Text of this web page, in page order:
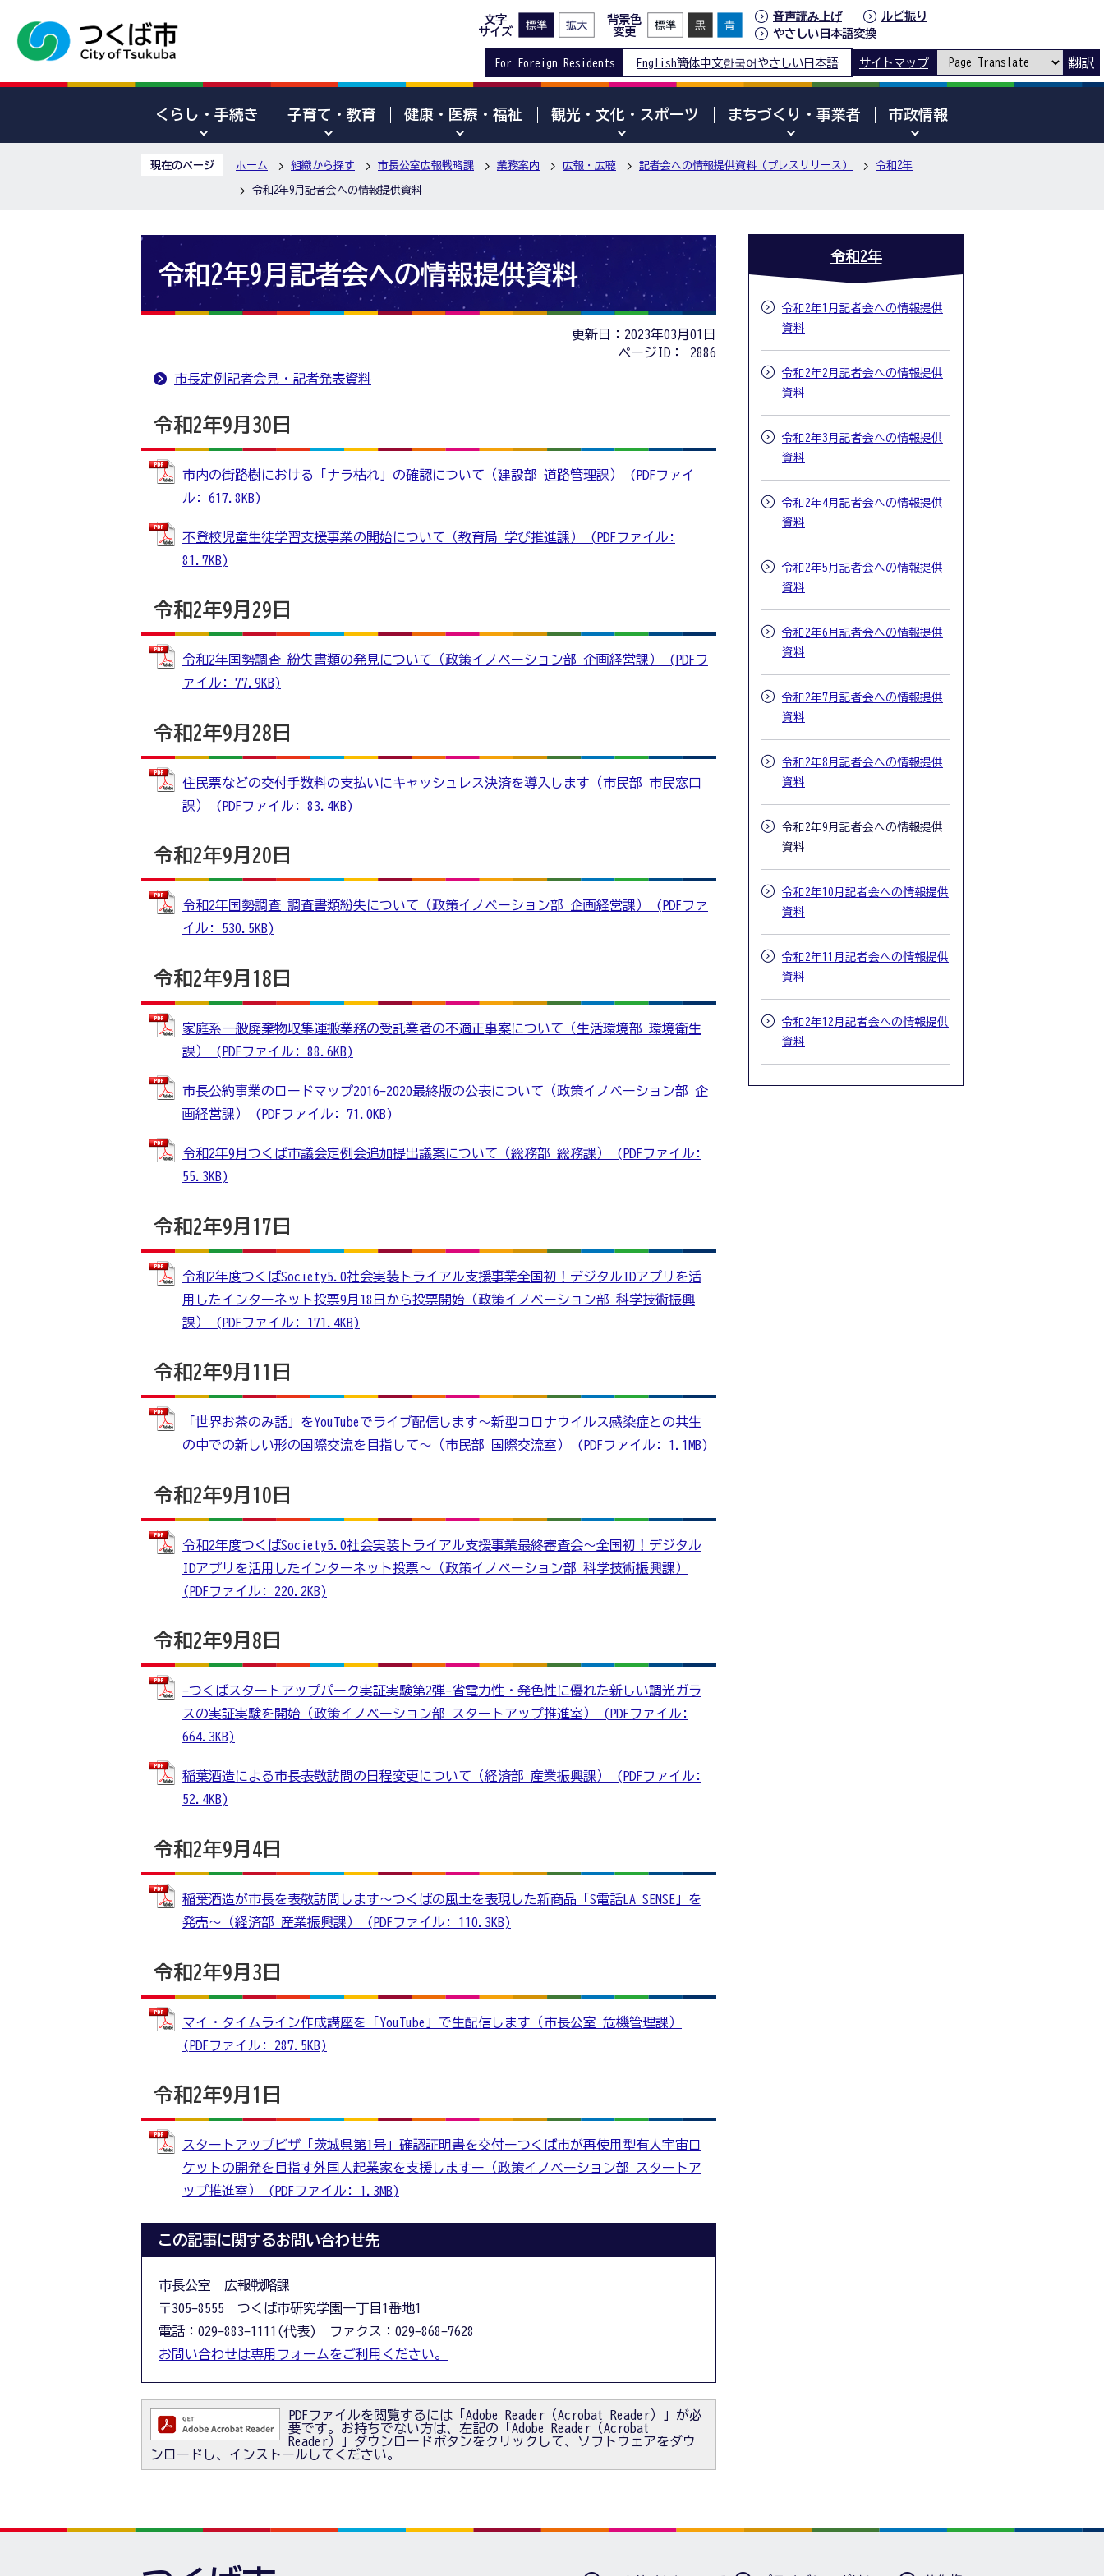
文字
サイズ
背景色
変更
音声読み上げ
ルビ振り
やさしい日本語変換
For Foreign Residents English簡体中文한국어 やさしい日本語 サイトマップ 翻訳
くらし・手続き 子育て・教育 健康・医療・福祉 観光・文化・スポーツ まちづくり・事業者 市政情報
現在のページ ホーム 組織から探す 市長公室広報戦略課 業務案内 広報・広聴 記者会への情報提供資料（プレスリリース） 令和2年
令和2年9月記者会への情報提供資料
令和2年9月記者会への情報提供資料
更新日：2023年03月01日
ページID：
2886
市長定例記者会見・記者発表資料
令和2年9月30日
市内の街路樹における「ナラ枯れ」の確認について（建設部 道路管理課） (PDFファイ
ル: 617.8KB)
不登校児童生徒学習支援事業の開始について（教育局 学び推進課） (PDFファイル:
81.7KB)
令和2年9月29日
令和2年国勢調査 紛失書類の発見について（政策イノベーション部 企画経営課） (PDFフ
ァイル: 77.9KB)
令和2年9月28日
住民票などの交付手数料の支払いにキャッシュレス決済を導入します（市民部 市民窓口
課） (PDFファイル: 83.4KB)
令和2年9月20日
令和2年国勢調査 調査書類紛失について（政策イノベーション部 企画経営課） (PDFファ
イル: 530.5KB)
令和2年9月18日
家庭系一般廃棄物収集運搬業務の受託業者の不適正事案について（生活環境部 環境衛生
課） (PDFファイル: 88.6KB)
市長公約事業のロードマップ2016-2020最終版の公表について（政策イノベーション部 企
画経営課） (PDFファイル: 71.0KB)
令和2年9月つくば市議会定例会追加提出議案について（総務部 総務課） (PDFファイル:
55.3KB)
令和2年9月17日
令和2年度つくばSociety5.0社会実装トライアル支援事業全国初！デジタルIDアプリを活
用したインターネット投票9月18日から投票開始（政策イノベーション部 科学技術振興
課） (PDFファイル: 171.4KB)
令和2年9月11日
「世界お茶のみ話」をYouTubeでライブ配信します～新型コロナウイルス感染症との共生
の中での新しい形の国際交流を目指して～（市民部 国際交流室） (PDFファイル: 1.1MB)
令和2年9月10日
令和2年度つくばSociety5.0社会実装トライアル支援事業最終審査会～全国初！デジタル
IDアプリを活用したインターネット投票～（政策イノベーション部 科学技術振興課）
(PDFファイル: 220.2KB)
令和2年9月8日
-つくばスタートアップパーク実証実験第2弾-省電力性・発色性に優れた新しい調光ガラ
スの実証実験を開始（政策イノベーション部 スタートアップ推進室） (PDFファイル:
664.3KB)
稲葉酒造による市長表敬訪問の日程変更について（経済部 産業振興課） (PDFファイル:
52.4KB)
令和2年9月4日
稲葉酒造が市長を表敬訪問します～つくばの風土を表現した新商品「S電話LA SENSE」を
発売～（経済部 産業振興課） (PDFファイル: 110.3KB)
令和2年9月3日
マイ・タイムライン作成講座を「YouTube」で生配信します（市長公室 危機管理課）
(PDFファイル: 287.5KB)
令和2年9月1日
スタートアップビザ「茨城県第1号」確認証明書を交付ーつくば市が再使用型有人宇宙ロ
ケットの開発を目指す外国人起業家を支援しますー（政策イノベーション部 スタートア
ップ推進室） (PDFファイル: 1.3MB)
この記事に関するお問い合わせ先
市長公室 広報戦略課
〒305-8555 つくば市研究学園一丁目1番地1
電話：029-883-1111(代表) ファクス：029-868-7628
お問い合わせは専用フォームをご利用ください。
PDFファイルを閲覧するには「Adobe Reader（Acrobat Reader）」が必
要です。お持ちでない方は、左記の「Adobe Reader（Acrobat
Reader）」ダウンロードボタンをクリックして、ソフトウェアをダウ
ンロードし、インストールしてください。
令和2年
令和2年1月記者会への情報提供
資料
令和2年2月記者会への情報提供
資料
令和2年3月記者会への情報提供
資料
令和2年4月記者会への情報提供
資料
令和2年5月記者会への情報提供
資料
令和2年6月記者会への情報提供
資料
令和2年7月記者会への情報提供
資料
令和2年8月記者会への情報提供
資料
令和2年9月記者会への情報提供
資料
令和2年10月記者会への情報提供
資料
令和2年11月記者会への情報提供
資料
令和2年12月記者会への情報提供
資料